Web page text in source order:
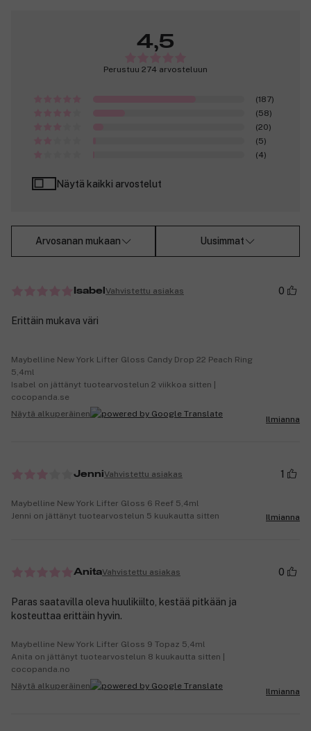
4,5
Perustuu 274 arvosteluun
(187)
(58)
(20)
(5)
(4)
Näytä kaikki arvostelut
Arvosanan mukaan Uusimmat
Isabel Vahvistettu asiakas 0
Erittäin mukava väri
Maybelline New York Lifter Gloss Candy Drop 22 Peach Ring
5,4ml
Isabel on jättänyt tuotearvostelun 2 viikkoa sitten |
cocopanda.se
Näytä alkuperäinen
Ilmianna
JenniVahvistettu asiakas 1
Maybelline New York Lifter Gloss 6 Reef 5,4ml
Jenni on jättänyt tuotearvostelun 5 kuukautta sitten
Ilmianna
AnitaVahvistettu asiakas 0
Paras saatavilla oleva huulikiilto, kestää pitkään ja
kosteuttaa erittäin hyvin.
Maybelline New York Lifter Gloss 9 Topaz 5,4ml
Anita on jättänyt tuotearvostelun 8 kuukautta sitten |
cocopanda.no
Näytä alkuperäinen
Ilmianna